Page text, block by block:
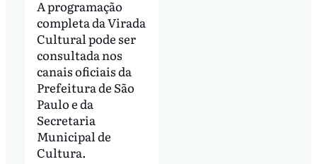
A programação
completa da Virada
Cultural pode ser
consultada nos
canais oficiais da
Prefeitura de São
Paulo e da
Secretaria
Municipal de
Cultura.